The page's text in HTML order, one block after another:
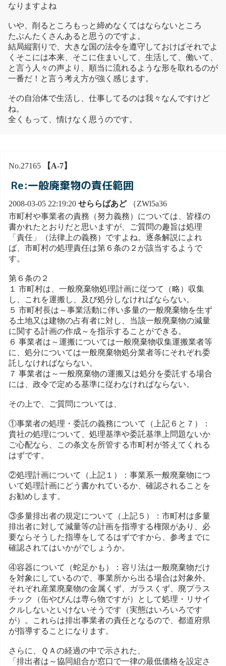
なりますよね
いや、削るところもっと締めなくてはならないところ
たぶんたくさんあると思うのですよ。
結局縦割りで、大きな国の法令を遵守しておけばそれでよ
くそこには本来、そこに住まいして、生活して、働いて、
と言う人々の声より、順当に流れるような形を取れるのが
一番だ！と言う考え方が強く感じます。
その自治体で生活し、仕事してるのは我々なんですけど
ね。
全くもって、情けなく思うのです。
No.27165 【A-7】
Re:一般廃棄物の責任範囲
2008-03-05 22:19:20 せららばあど（ZWl5a36
市町村や事業者の責務（努力義務）については、皆様の
書かれたとおりだと思いますが、ご質問の趣旨は処理
「責任」（法律上の義務）ですよね。逐条解説によれ
ば、市町村の処理責任は第６条の２が該当するようで
す。
第６条の２
１ 市町村は、一般廃棄物処理計画に従つて（略）収集
し、これを運搬し、及び処分しなければならない。
５ 市町村長は～事業活動に伴い多量の一般廃棄物を生ず
る土地又は建物の占有者に対し、当該一般廃棄物の減量
に関する計画の作成～を指示することができる。
６ 事業者は～運搬については一般廃棄物収集運搬業者等
に、処分については一般廃棄物処分業者等にそれぞれ委
託しなければならない。
７ 事業者は～一般廃棄物の運搬又は処分を委託する場合
には、政令で定める基準に従わなければならない。
その上で、ご質問については、
①事業者の処理・委託の義務について（上記６と７）：
貴社の処理について、処理基準や委託基準上問題ないか
ご心配なら、この条文を所管する市町村が答えてくれる
はずです。
②処理計画について（上記１）：事業系一般廃棄物につ
いて処理計画にどう書かれているか、確認されることを
お勧めします。
③多量排出者の規定について（上記５）：市町村は多量
排出者に対して減量等の計画を指導する権限があり、必
要ならそうした指導をしてるはずですから、参考までに
確認されてはいかがでしょうか。
④容器について（蛇足かも）：容リ法は一般廃棄物だけ
を対象にしているので、事業所から出る場合は対象外。
それぞれ産業廃棄物の金属くず、ガラスくず、廃プラス
チック（缶やびんは専ら物ですが）として処理・リサイ
クルしないといけないそうです（実態はいろいろです
が）。これらは排出事業者の責任となるので、都道府県
が指導することになります。
さらに、ＱＡの経過の中で示された、
「排出者は～協同組合が窓口で一律の最低価格を設定さ